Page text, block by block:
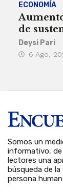
ECONOMÍA
de
Deysi Pari
6 Ago,
Somos un
informativo, de
lectores una
búsqueda de
persona